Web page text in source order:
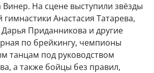
На сцене выступили звёзды
Анастасия Татарева,
Приданникова и другие
по брейкингу, чемпионы
танцам под руководством
а также бойцы без правил,